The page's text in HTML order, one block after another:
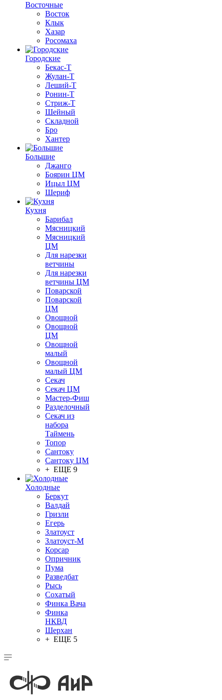
Восточные
Восток
Клык
Хазар
Росомаха
Городские
Бекас-Т
Жулан-Т
Леший-Т
Ронин-Т
Стриж-Т
Шейный
Складной
Бро
Хантер
Большие
Джанго
Боярин ЦМ
Ицыл ЦМ
Шериф
Кухня
Барибал
Мясницкий
Мясницкий
ЦМ
Для нарезки
ветчины
Для нарезки
ветчины ЦМ
Поварской
Поварской
ЦМ
Овощной
Овощной
ЦМ
Овощной
малый
Овощной
малый ЦМ
Секач
Секач ЦМ
Мастер-Фиш
Разделочный
Секач из
набора
Таймень
Топор
Сантоку
Сантоку ЦМ
+ ЕЩЕ 9
Холодные
Беркут
Валдай
Гризли
Егерь
Златоуст
Златоуст-М
Корсар
Опричник
Пума
Разведбат
Рысь
Сохатый
Финка Вача
Финка
НКВД
Шерхан
+ ЕЩЕ 5